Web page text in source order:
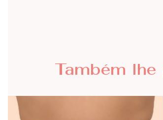
Também lhe